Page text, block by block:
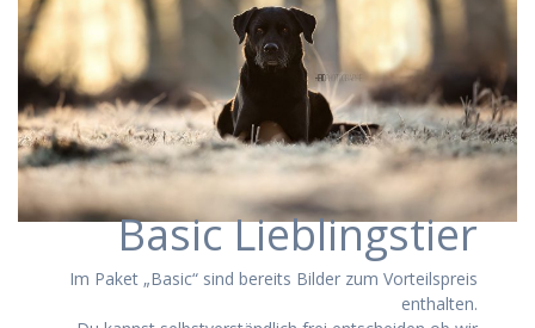
Basic Lieblingstier
Im Paket „Basic“ sind bereits Bilder zum Vorteilspreis
enthalten.